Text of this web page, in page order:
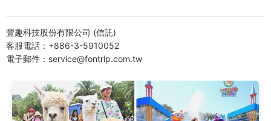
豐趣科技股份有限公司 (信託)
客服電話：+886-3-5910052
電子郵件：service@fontrip.com.tw